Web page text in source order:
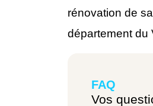
rénovation de
département du
FAQ
Vos